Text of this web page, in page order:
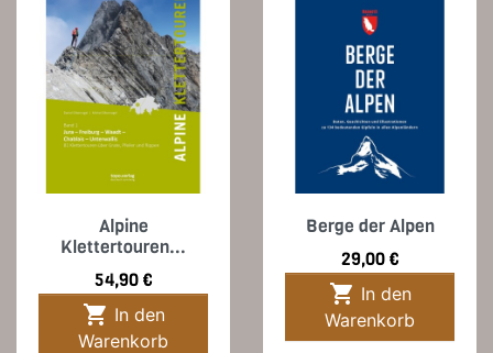
Alpine
Klettertouren...
Preis
54,90 €

Warenkorb
Berge der Alpen
Preis
29,00 €

Warenkorb